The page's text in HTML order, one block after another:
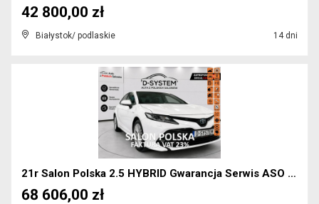
Białystok/ podlaskie 14 dni
42 800,00 zł
21r Salon Polska 2.5 HYBRID Gwarancja Serwis ASO C...
68 606,00 zł